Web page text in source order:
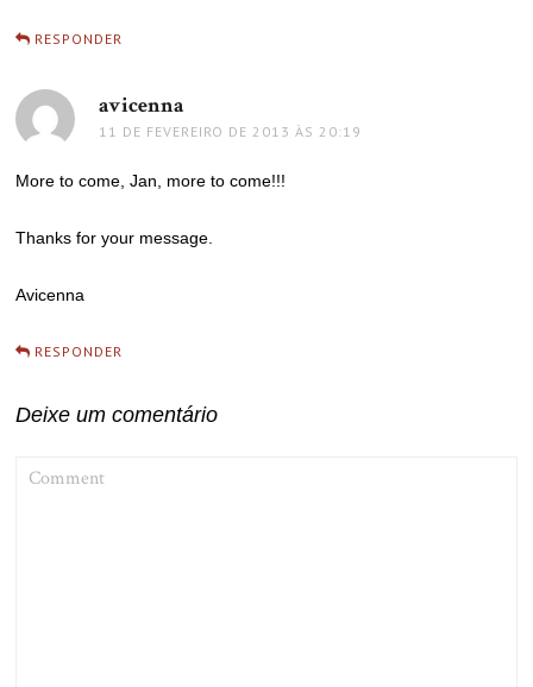
RESPONDER
avicenna
11 DE FEVEREIRO DE 2013 ÀS 20:19
More to come, Jan, more to come!!!
Thanks for your message.
Avicenna
RESPONDER
Deixe um comentário